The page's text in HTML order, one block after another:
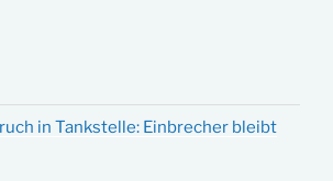
in Tankstelle: Einbrecher bleibt